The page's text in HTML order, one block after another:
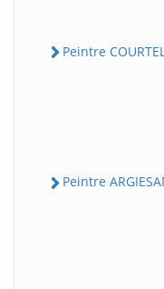
Peintre
Peintre